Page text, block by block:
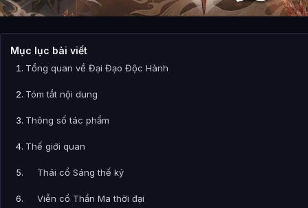
Mục lục bài viết
Tổng quan về Đại Đạo Độc Hành
Tóm tắt nội dung
Thông số tác phẩm
Thế giới quan
Thái cổ Sáng thế kỷ
Viễn cổ Thần Ma thời đại